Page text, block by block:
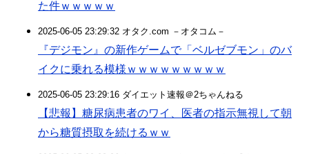
た件ｗｗｗｗｗ
2025-06-05 23:29:32 オタク.com －オタコム－
『デジモン』の新作ゲームで「ベルゼブモン」のバ
イクに乗れる模様ｗｗｗｗｗｗｗｗｗ
2025-06-05 23:29:16 ダイエット速報＠2ちゃんねる
【悲報】糖尿病患者のワイ、医者の指示無視して朝
から糖質摂取を続けるｗｗ